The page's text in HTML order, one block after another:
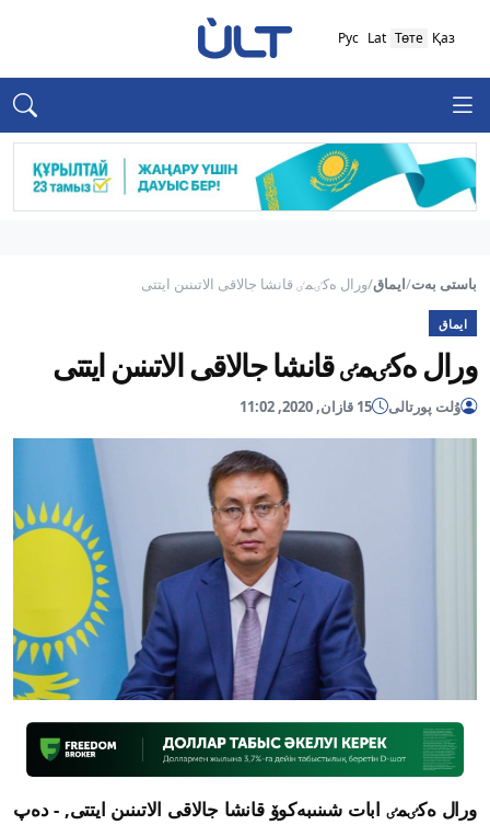
Қаз
Төте
Lat
Рус
باستى بەت/ايماق/ورال ەكٸمٸ قانشا جالاقى الاتىنىن ايتتى
ايماق
ورال ەكٸمٸ قانشا جالاقى الاتىنىن ايتتى
ۇلت پورتالى 15 قازان, 2020, 11:02
ورال ەكٸمٸ ابات شىنىبەكوۆ قانشا جالاقى الاتىنىن ايتتى, - دەپ